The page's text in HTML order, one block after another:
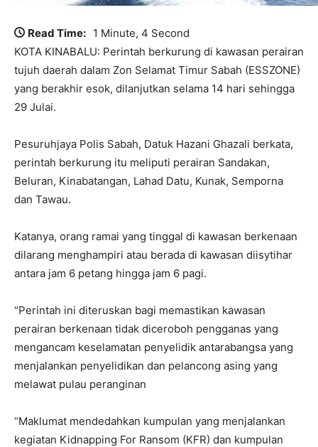
Read Time: 1 Minute, 4 Second
KOTA KINABALU: Perintah berkurung di kawasan perairan
tujuh daerah dalam Zon Selamat Timur Sabah (ESSZONE)
yang berakhir esok, dilanjutkan selama 14 hari sehingga
29 Julai.
Pesuruhjaya Polis Sabah, Datuk Hazani Ghazali berkata,
perintah berkurung itu meliputi perairan Sandakan,
Beluran, Kinabatangan, Lahad Datu, Kunak, Semporna
dan Tawau.
Katanya, orang ramai yang tinggal di kawasan berkenaan
dilarang menghampiri atau berada di kawasan diisytihar
antara jam 6 petang hingga jam 6 pagi.
“Perintah ini diteruskan bagi memastikan kawasan
perairan berkenaan tidak diceroboh pengganas yang
mengancam keselamatan penyelidik antarabangsa yang
menjalankan penyelidikan dan pelancong asing yang
melawat pulau peranginan
“Maklumat mendedahkan kumpulan yang menjalankan
kegiatan Kidnapping For Ransom (KFR) dan kumpulan